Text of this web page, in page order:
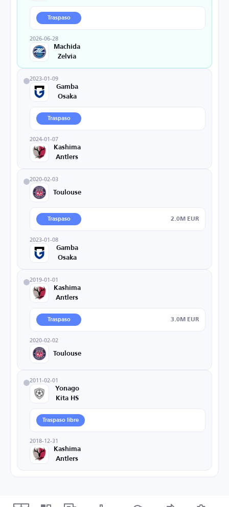
Traspaso
2026-06-28
Machida
Zelvia
2023-01-09
Gamba
Osaka
Traspaso
2024-01-07
Kashima
Antlers
2020-02-03
Toulouse
Traspaso 2.0M EUR
2023-01-08
Gamba
Osaka
2019-01-01
Kashima
Antlers
Traspaso 3.0M EUR
2020-02-02
Toulouse
2011-02-01
Yonago
Kita HS
Traspaso libre
2018-12-31
Kashima
Antlers